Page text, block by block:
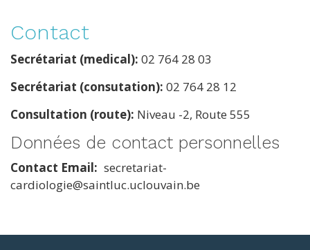
Contact
Secrétariat (medical): 02 764 28 03
Secrétariat (consutation): 02 764 28 12
Consultation (route): Niveau -2, Route 555
Données de contact personnelles
Contact Email
secretariat-
cardiologie@saintluc.uclouvain.be